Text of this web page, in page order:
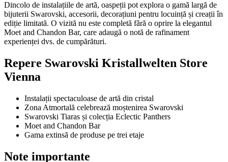
Dincolo de instalațiile de artă, oaspeții pot explora o gamă largă de
bijuterii Swarovski, accesorii, decorațiuni pentru locuință și creații în
ediție limitată. O vizită nu este completă fără o oprire la elegantul
Moet and Chandon Bar, care adaugă o notă de rafinament
experienței dvs. de cumpărături.
Repere Swarovski Kristallwelten Store
Vienna
Instalații spectaculoase de artă din cristal
Zona Atmortală celebrează moștenirea Swarovski
Swarovski Tiaras și colecția Eclectic Panthers
Moet and Chandon Bar
Gama extinsă de produse pe trei etaje
Note importante